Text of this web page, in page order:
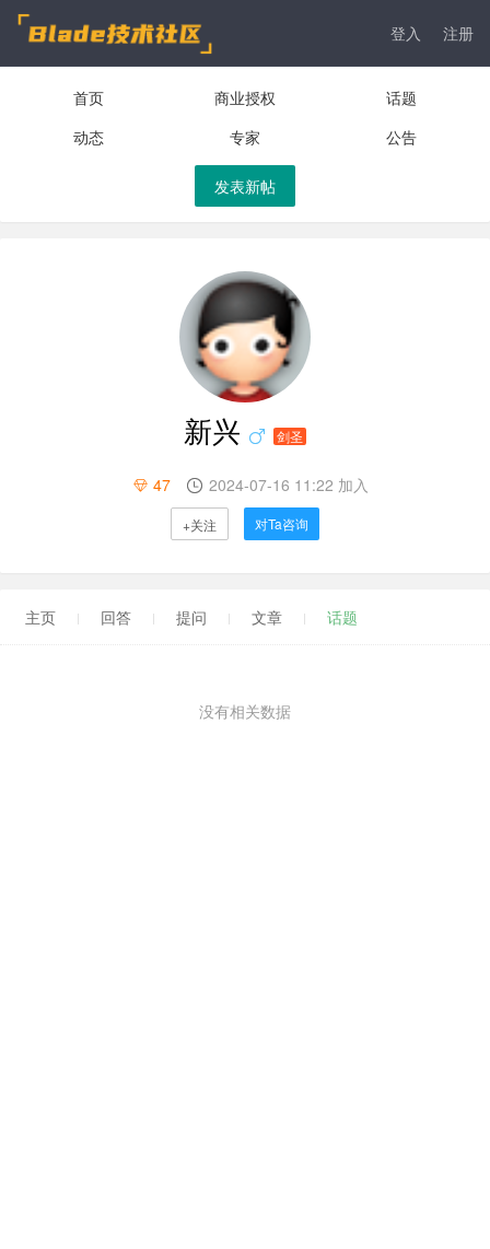
登入 注册
首页 商业授权
话题
动态
专家 公告
发表新帖
新兴 剑圣
47 2024-07-16 11:22 加入
+关注 对Ta咨询
主页 回答 提问 文章 话题
没有相关数据